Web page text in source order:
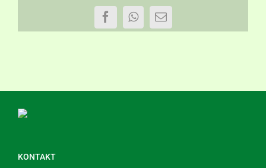
FacebookWhatsApp
E-
Mail
KONTAKT